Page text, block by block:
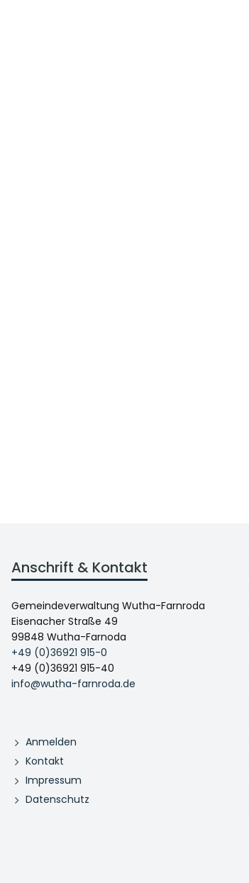
Anschrift & Kontakt
Gemeindeverwaltung Wutha-Farnroda
Eisenacher Straße 49
99848 Wutha-Farnoda
+49 (0)36921 915-0
+49 (0)36921 915-40
info@wutha-farnroda.de
Anmelden
Kontakt
Impressum
Datenschutz